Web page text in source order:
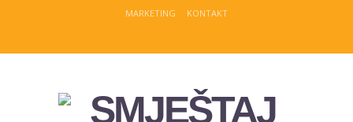
MARKETING KONTAKT